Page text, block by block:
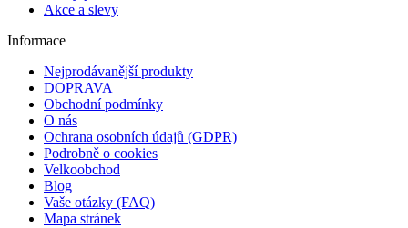
Akce a slevy
Informace
Nejprodávanější produkty
DOPRAVA
Obchodní podmínky
O nás
Ochrana osobních údajů (GDPR)
Podrobně o cookies
Velkoobchod
Blog
Vaše otázky (FAQ)
Mapa stránek